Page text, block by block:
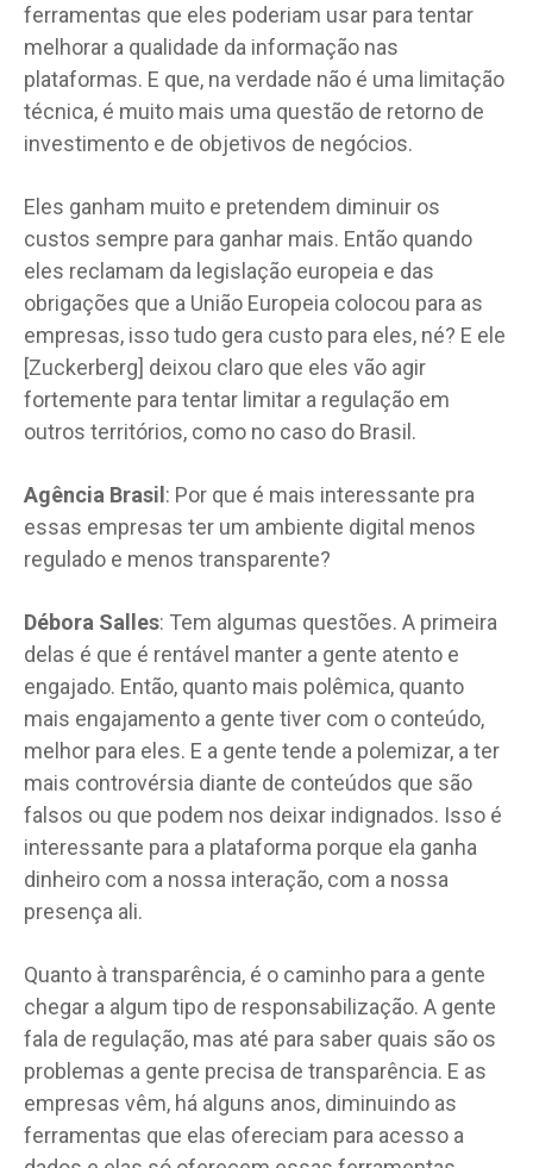
ferramentas que eles poderiam usar para tentar
melhorar a qualidade da informação nas
plataformas. E que, na verdade não é uma limitação
técnica, é muito mais uma questão de retorno de
investimento e de objetivos de negócios.
Eles ganham muito e pretendem diminuir os
custos sempre para ganhar mais. Então quando
eles reclamam da legislação europeia e das
obrigações que a União Europeia colocou para as
empresas, isso tudo gera custo para eles, né? E ele
[Zuckerberg] deixou claro que eles vão agir
fortemente para tentar limitar a regulação em
outros territórios, como no caso do Brasil.
Agência Brasil : Por que é mais interessante pra
essas empresas ter um ambiente digital menos
regulado e menos transparente?
Débora Salles: Tem algumas questões. A primeira
delas é que é rentável manter a gente atento e
engajado. Então, quanto mais polêmica, quanto
mais engajamento a gente tiver com o conteúdo,
melhor para eles. E a gente tende a polemizar, a ter
mais controvérsia diante de conteúdos que são
falsos ou que podem nos deixar indignados. Isso é
interessante para a plataforma porque ela ganha
dinheiro com a nossa interação, com a nossa
presença ali.
Quanto à transparência, é o caminho para a gente
chegar a algum tipo de responsabilização. A gente
fala de regulação, mas até para saber quais são os
problemas a gente precisa de transparência. E as
empresas vêm, há alguns anos, diminuindo as
ferramentas que elas ofereciam para acesso a